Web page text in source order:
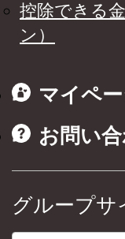
控除できる
ン）
マイペ
お問い
グループサ